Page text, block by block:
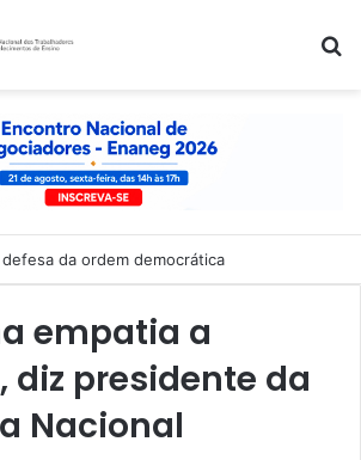
ao povo venezuelano
empatia a
diz presidente da
Nacional